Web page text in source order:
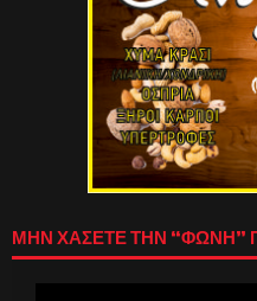
ΜΗΝ ΧΑΣΕΤΕ ΤΗΝ “ΦΩΝΗ”